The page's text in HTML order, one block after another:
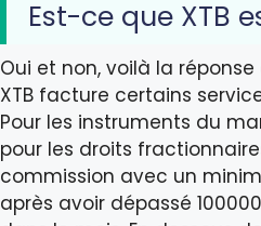
Est-ce que XTB
Oui et non, voilà la
XTB facture certains
Pour les instruments du
pour les droits
commission avec un
après avoir dépassé